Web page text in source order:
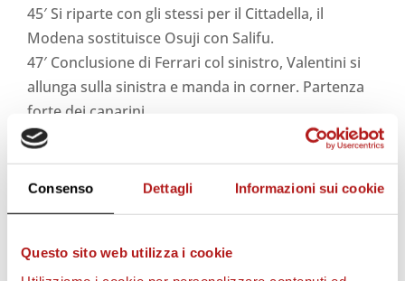
Consenso Dettagli Informazioni sui cookie
Questo sito web utilizza i cookie
45′ Si riparte con gli stessi per il Cittadella, il
Modena sostituisce Osuji con Salifu.
47′ Conclusione di Ferrari col sinistro, Valentini si
allunga sulla sinistra e manda in corner. Partenza
forte dei canarini.
53′ Altro cambio per Novellino, fuori Nizzetto e
dentro Granoche.
67′ Il Citta si difende con ordine e non lascia
passare il Modena. Primo cambio per Foscarini,
centrocampo.